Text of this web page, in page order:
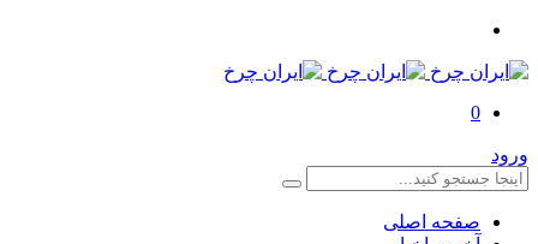
0
ورود
صفحه اصلی